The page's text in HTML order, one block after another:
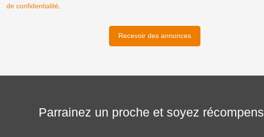
de confidentialité
Recevoir des annonces
Parrainez un proche et soyez